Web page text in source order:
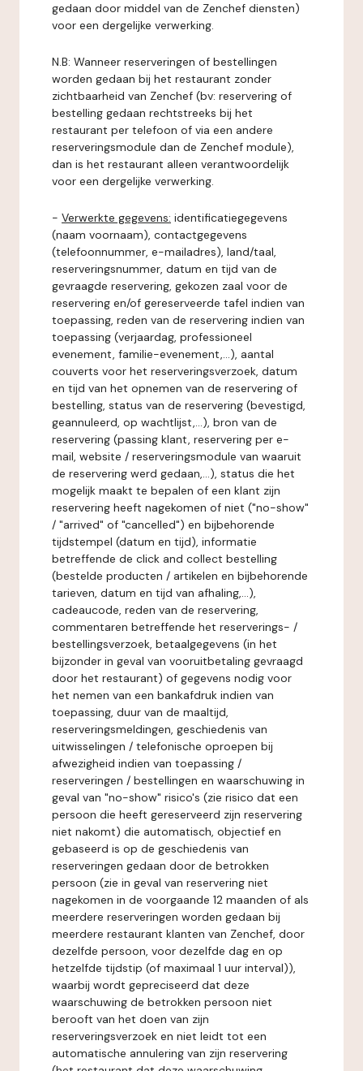
gedaan door middel van de Zenchef diensten)
voor een dergelijke verwerking.
N.B: Wanneer reserveringen of bestellingen
worden gedaan bij het restaurant zonder
zichtbaarheid van Zenchef (bv: reservering of
bestelling gedaan rechtstreeks bij het
restaurant per telefoon of via een andere
reserveringsmodule dan de Zenchef module),
dan is het restaurant alleen verantwoordelijk
voor een dergelijke verwerking.
- Verwerkte gegevens: identificatiegegevens
(naam voornaam), contactgegevens
(telefoonnummer, e-mailadres), land/taal,
reserveringsnummer, datum en tijd van de
gevraagde reservering, gekozen zaal voor de
reservering en/of gereserveerde tafel indien van
toepassing, reden van de reservering indien van
toepassing (verjaardag, professioneel
evenement, familie-evenement,...), aantal
couverts voor het reserveringsverzoek, datum
en tijd van het opnemen van de reservering of
bestelling, status van de reservering (bevestigd,
geannuleerd, op wachtlijst,...), bron van de
reservering (passing klant, reservering per e-
mail, website / reserveringsmodule van waaruit
de reservering werd gedaan,...), status die het
mogelijk maakt te bepalen of een klant zijn
reservering heeft nagekomen of niet ("no-show"
/ "arrived" of "cancelled") en bijbehorende
tijdstempel (datum en tijd), informatie
betreffende de click and collect bestelling
(bestelde producten / artikelen en bijbehorende
tarieven, datum en tijd van afhaling,...),
cadeaucode, reden van de reservering,
commentaren betreffende het reserverings- /
bestellingsverzoek, betaalgegevens (in het
bijzonder in geval van vooruitbetaling gevraagd
door het restaurant) of gegevens nodig voor
het nemen van een bankafdruk indien van
toepassing, duur van de maaltijd,
reserveringsmeldingen, geschiedenis van
uitwisselingen / telefonische oproepen bij
afwezigheid indien van toepassing /
reserveringen / bestellingen en waarschuwing in
geval van "no-show" risico's (zie risico dat een
persoon die heeft gereserveerd zijn reservering
niet nakomt) die automatisch, objectief en
gebaseerd is op de geschiedenis van
reserveringen gedaan door de betrokken
persoon (zie in geval van reservering niet
nagekomen in de voorgaande 12 maanden of als
meerdere reserveringen worden gedaan bij
meerdere restaurant klanten van Zenchef, door
dezelfde persoon, voor dezelfde dag en op
hetzelfde tijdstip (of maximaal 1 uur interval)),
waarbij wordt gepreciseerd dat deze
waarschuwing de betrokken persoon niet
berooft van het doen van zijn
reserveringsverzoek en niet leidt tot een
automatische annulering van zijn reservering